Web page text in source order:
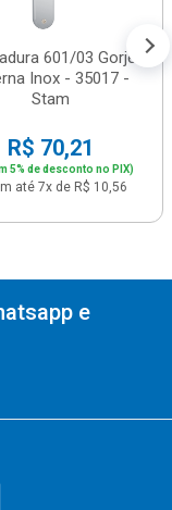
601/03 Gorje
Inox - 35017 -
Stam
R$ 70,21
5% de desconto no PIX)
até 7x de R$ 10,56
e